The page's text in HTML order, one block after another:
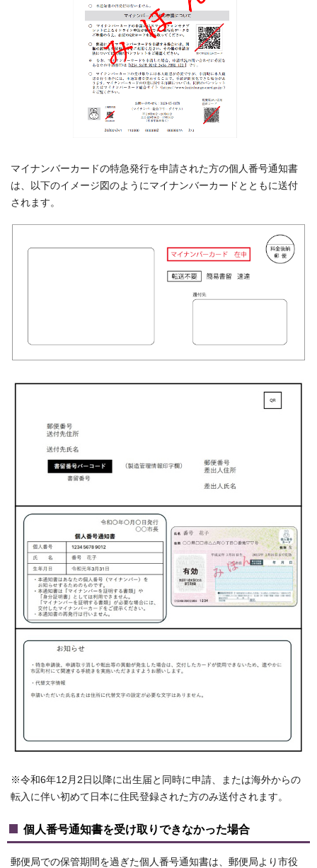
マイナンバーカードの特急発行を申請された方の個人番号通知書
は、以下のイメージ図のようにマイナンバーカードとともに送付
されます。
※令和6年12月2日以降に出生届と同時に申請、または海外からの
転入に伴い初めて日本に住民登録された方のみ送付されます。
個人番号通知書を受け取りできなかった場合
郵便局での保管期間を過ぎた個人番号通知書は、郵便局より市役